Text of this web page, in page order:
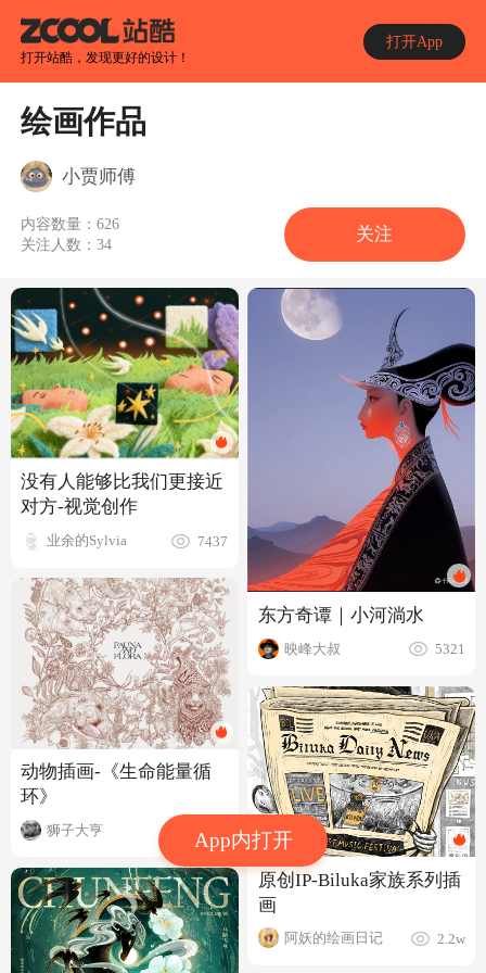
打开站酷，发现更好的设计！
打开App
App内打开
绘画作品
小贾师傅
内容数量：626
关注人数：34
关注
没有人能够比我们更接近
对方-视觉创作
业余的Sylvia 7437
动物插画-《生命能量循
环》
狮子大亨 4250
东方奇谭｜小河淌水
映峰大叔 5321
原创IP-Biluka家族系列插
画
阿妖的绘画日记 2.2w